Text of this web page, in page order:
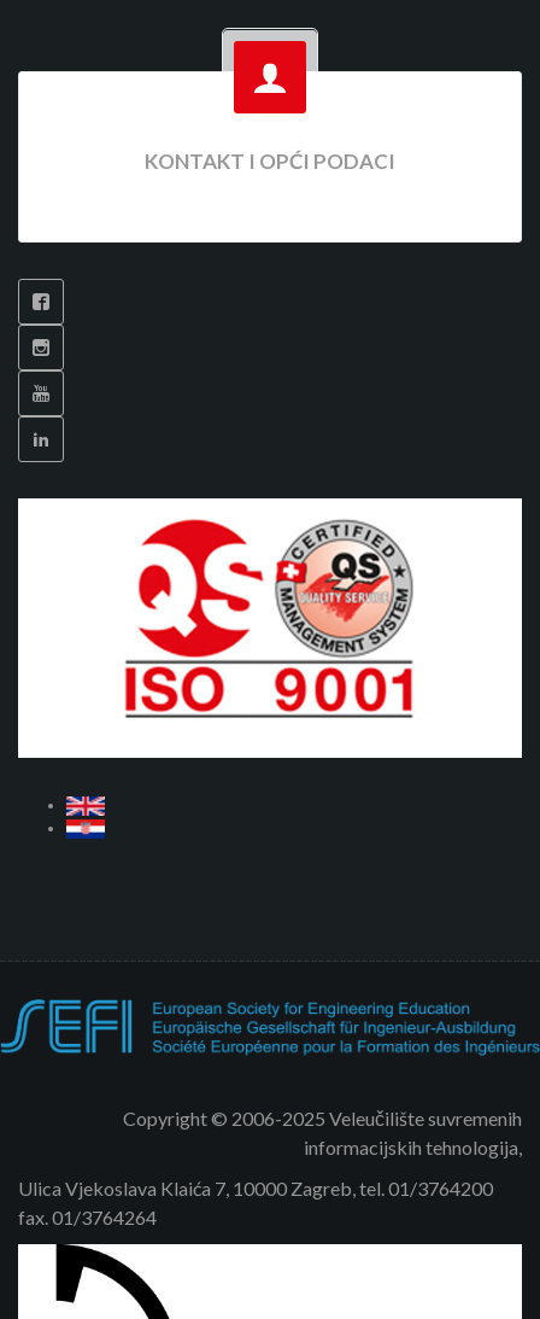
KONTAKT I OPĆI PODACI
Copyright © 2006-2025 Veleučilište suvremenih
informacijskih tehnologija,
Ulica Vjekoslava Klaića 7, 10000 Zagreb, tel. 01/3764200
fax. 01/3764264